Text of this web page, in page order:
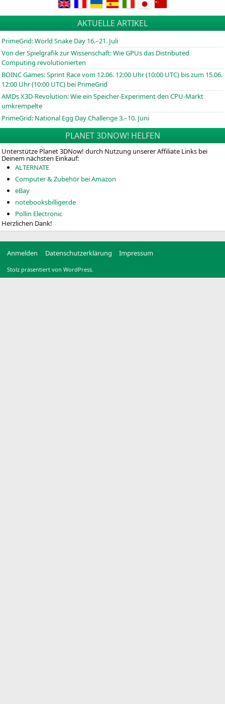
AKTUELLE ARTIKEL
PrimeGrid: World Snake Day 16.–21. Juli
Von der Spielgrafik zur Wissenschaft: Wie GPUs das Distributed
Computing revolutionierten
BOINCGames: Sprint Race vom 12.06. 12:00 Uhr (10:00 UTC) bis zum 15.06.
12:00 Uhr (10:00 UTC) bei PrimeGrid
AMDs X3D-Revolution: Wie ein Speicher-Experiment den CPU-Markt
umkrempelte
PrimeGrid: National Egg Day Challenge 3.–10. Juni
PLANET 3DNOW! HELFEN
Unterstütze Planet 3DNow! durch Nutzung unserer Affiliate Links bei
Deinem nächsten Einkauf:
ALTERNATE
Computer & Zubehör bei Amazon
eBay
notebooksbilliger.de
Pollin Electronic
Herzlichen Dank!
Anmelden Datenschutzerklärung Impressum
Stolz präsentiert von WordPress.